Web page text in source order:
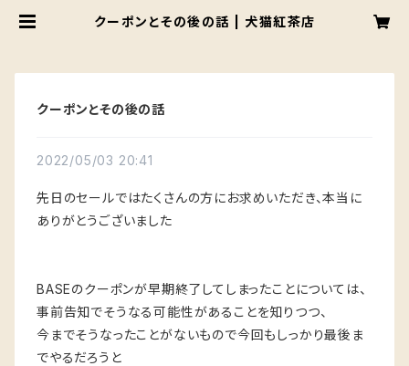
クーポンとその後の話 | 犬猫紅茶店
クーポンとその後の話
2022/05/03 20:41
先日のセールではたくさんの方にお求めいただき、本当に
ありがとうございました
BASEのクーポンが早期終了してしまったことについては、
事前告知でそうなる可能性があることを知りつつ、
今までそうなったことがないもので今回もしっかり最後ま
でやるだろうと